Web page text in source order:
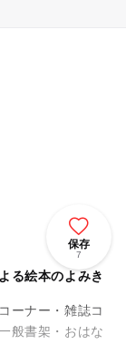
保存
7
る絵本のよみき
ーナー・雑誌コ
般書架・おはな